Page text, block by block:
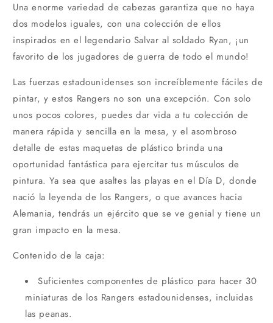
Una enorme variedad de cabezas garantiza que no haya
dos modelos iguales, con una colección de ellos
inspirados en el legendario Salvar al soldado Ryan, ¡un
favorito de los jugadores de guerra de todo el mundo!
Las fuerzas estadounidenses son increíblemente fáciles de
pintar, y estos Rangers no son una excepción. Con solo
unos pocos colores, puedes dar vida a tu colección de
manera rápida y sencilla en la mesa, y el asombroso
detalle de estas maquetas de plástico brinda una
oportunidad fantástica para ejercitar tus músculos de
pintura. Ya sea que asaltes las playas en el Día D, donde
nació la leyenda de los Rangers, o que avances hacia
Alemania, tendrás un ejército que se ve genial y tiene un
gran impacto en la mesa.
Contenido de la caja:
Suficientes componentes de plástico para hacer 30
miniaturas de los Rangers estadounidenses, incluidas
las peanas.